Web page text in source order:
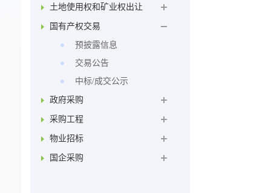
土地使用权和矿业权出让
国有产权交易
预披露信息
交易公告
中标/成交公示
政府采购
采购工程
物业招标
国企采购